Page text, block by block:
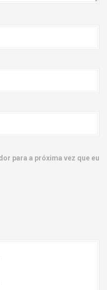
para a próxima vez que eu